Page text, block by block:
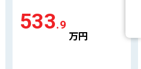
533.9
万円